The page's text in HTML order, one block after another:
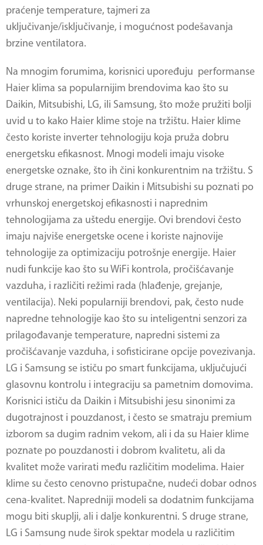
praćenje temperature, tajmeri za
uključivanje/isključivanje, i mogućnost podešavanja
brzine ventilatora.
Na mnogim forumima, korisnici upoređuju performanse
Haier klima sa popularnijim brendovima kao što su
Daikin, Mitsubishi, LG, ili Samsung, što može pružiti bolji
uvid u to kako Haier klime stoje na tržištu. Haier klime
često koriste inverter tehnologiju koja pruža dobru
energetsku efikasnost. Mnogi modeli imaju visoke
energetske oznake, što ih čini konkurentnim na tržištu. S
druge strane, na primer Daikin i Mitsubishi su poznati po
vrhunskoj energetskoj efikasnosti i naprednim
tehnologijama za uštedu energije. Ovi brendovi često
imaju najviše energetske ocene i koriste najnovije
tehnologije za optimizaciju potrošnje energije. Haier
nudi funkcije kao što su WiFi kontrola, pročišćavanje
vazduha, i različiti režimi rada (hlađenje, grejanje,
ventilacija). Neki popularniji brendovi, pak, često nude
napredne tehnologije kao što su inteligentni senzori za
prilagođavanje temperature, napredni sistemi za
pročišćavanje vazduha, i sofisticirane opcije povezivanja.
LG i Samsung se ističu po smart funkcijama, uključujući
glasovnu kontrolu i integraciju sa pametnim domovima.
Korisnici ističu da Daikin i Mitsubishi jesu sinonimi za
dugotrajnost i pouzdanost, i često se smatraju premium
izborom sa dugim radnim vekom, ali i da su Haier klime
poznate po pouzdanosti i dobrom kvalitetu, ali da
kvalitet može varirati među različitim modelima. Haier
klime su često cenovno pristupačne, nudeći dobar odnos
cena-kvalitet. Napredniji modeli sa dodatnim funkcijama
mogu biti skuplji, ali i dalje konkurentni. S druge strane,
LG i Samsung nude širok spektar modela u različitim